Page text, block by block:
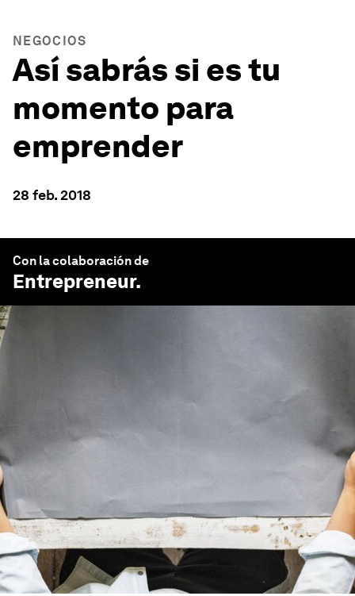
NEGOCIOS
Así sabrás si es tu
momento para
emprender
28 feb. 2018
Con la colaboración de
Entrepreneur.